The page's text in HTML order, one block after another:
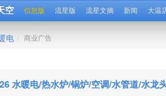
空 信息版 流星版 流星文摘 新闻 大温
电 / 商业广告
水暖电/热水炉/锅炉/空调/水管道/水龙